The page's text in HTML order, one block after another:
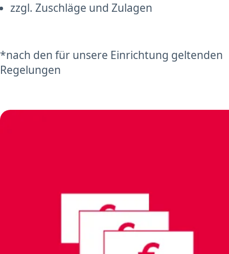
zzgl. Zuschläge und Zulagen
*nach den für unsere Einrichtung geltenden
Regelungen